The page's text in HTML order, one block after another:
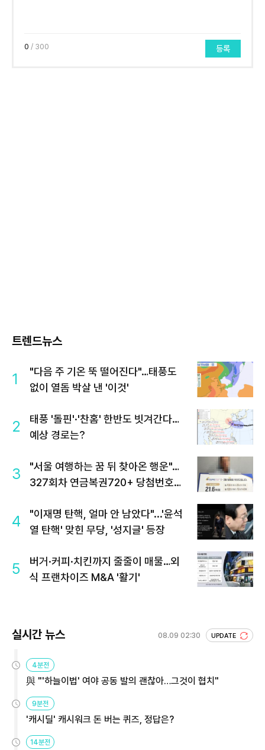
0 / 300 등록
트렌드뉴스
1
"다음 주 기온 뚝 떨어진다"…태풍도
없이 열돔 박살 낸 '이것'
2
태풍 '돌핀'·'찬홈' 한반도 빗겨간다…
예상 경로는?
3
"서울 여행하는 꿈 뒤 찾아온 행운"…
327회차 연금복권720+ 당첨번호조
4
"이재명 탄핵, 얼마 안 남았다"...'윤석
열 탄핵' 맞힌 무당, '성지글' 등장
5
버거·커피·치킨까지 줄줄이 매물…외
식 프랜차이즈 M&A '활기'
실시간 뉴스 08.09 02:30 UPDATE
4분전
與 "'하늘이법' 여야 공동 발의 괜찮아…그것이 협치"
9분전
'캐시딜' 캐시워크 돈 버는 퀴즈, 정답은?
14분전